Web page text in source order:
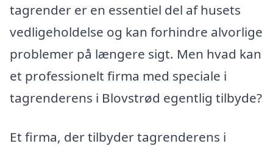
tagrender er en essentiel del af husets
vedligeholdelse og kan forhindre alvorlige
problemer på længere sigt. Men hvad kan
et professionelt firma med speciale i
tagrenderens i Blovstrød egentlig tilbyde?
Et firma, der tilbyder tagrenderens i